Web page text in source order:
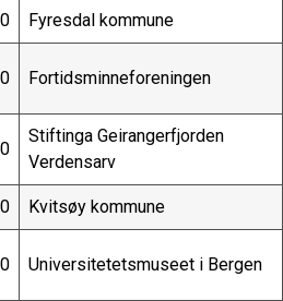
0 Fyresdal kommune
0 Fortidsminneforeningen
0
Stiftinga Geirangerfjorden
Verdensarv
0 Kvitsøy kommune
0 Universitetetsmuseet i Bergen